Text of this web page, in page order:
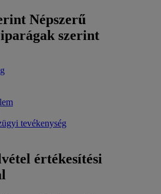
Népszerű
szerint
tevékenység
értékesítési